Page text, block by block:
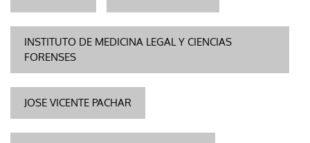
INSTITUTO DE MEDICINA LEGAL Y CIENCIAS
FORENSES
JOSE VICENTE PACHAR